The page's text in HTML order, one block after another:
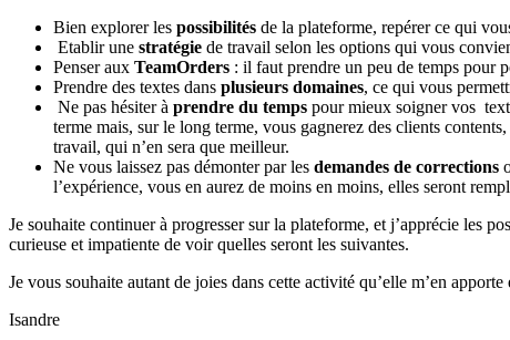
Bien explorer les possibilités de la plateforme, repérer ce qui
Etablir une stratégie de travail selon les options qui vous
Penser aux TeamOrders : il faut prendre un peu de temps pour
Prendre des textes dans plusieurs domaines, ce qui vous
Ne pas hésiter à prendre du temps pour mieux soigner vos
terme mais, sur le long terme, vous gagnerez des clients
travail, qui n’en sera que meilleur.
Ne vous laissez pas démonter par les demandes de corrections
l’expérience, vous en aurez de moins en moins, elles seront
Je souhaite continuer à progresser sur la plateforme, et j’apprécie les
curieuse et impatiente de voir quelles seront les suivantes.
Je vous souhaite autant de joies dans cette activité qu’elle m’en
Isandre